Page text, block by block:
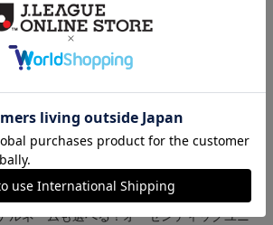
ルネームも選べる！オーセンティックユニ